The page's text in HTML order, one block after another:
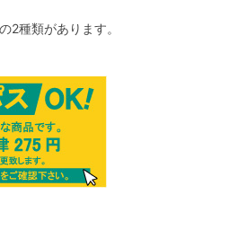
2種類があります。